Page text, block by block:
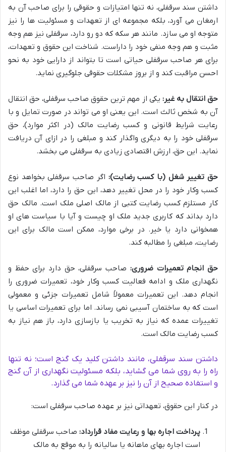
داشتن سند سرقفلی، نه تنها امتیازات و حقوقی را برای صاحب آن به
ارمغان می آورد، بلکه مجموعه ای از تعهدات و مسئولیت ها را نیز
متوجه او می سازد. مانند هر سکه که دو رو دارد، سرقفلی نیز هم وجه
مثبت و هم وجه منفی خود را داراست. شناخت این حقوق و تعهدات،
برای هر صاحب سرقفلی حیاتی است تا بتواند از دارایی خود به نحو
احسن مراقبت کند و از بروز مشکلات حقوقی جلوگیری نماید.
حق انتقال به غیر: یکی از مهم ترین حقوق صاحب سرقفلی، حق انتقال
آن به شخص ثالث است. این یعنی او می تواند در صورت تمایل و با
رعایت شرایط قانونی و کسب رضایت مالک (در اکثر موارد)، حق
سرقفلی خود را به دیگری واگذار کند و مبلغی را در ازای آن دریافت
نماید. این حق، ارزش اقتصادی زیادی به سرقفلی می بخشد.
حق تغییر شغل (با کسب رضایت): اگر صاحب سرقفلی بخواهد نوع
کسب وکار خود را در محل تغییر دهد، این حق را دارد، اما اغلب این
کار مستلزم کسب رضایت کتبی از مالک اصلی ملک است. مالک حق
دارد بداند که کاربری جدید ملک او چیست و آیا با سیاست های او
همخوانی دارد یا خیر. در برخی موارد، ممکن است مالک برای این
رضایت، مبلغی را مطالبه کند.
حق انجام تعمیرات ضروری: صاحب سرقفلی، حق دارد برای حفظ و
نگهداری ملک و ادامه فعالیت کسب وکار خود، تعمیرات ضروری را
انجام دهد. این تعمیرات معمولاً شامل تعمیرات جزئی و معمولی
است که به ساختمان آسیبی نمی رساند. اما برای تعمیرات اساسی یا
تغییرات عمده که نیاز به تخریب یا بازسازی دارد، باز هم نیاز به
کسب رضایت مالک است.
داشتن سند سرقفلی، مانند داشتن کلید یک گنج است؛ نه تنها
راه را به روی شما می گشاید، بلکه مسئولیت نگهداری از آن گنج
و استفاده صحیح از آن را نیز بر عهده شما می گذارد.
در کنار این حقوق، تعهداتی نیز بر عهده صاحب سرقفلی است:
پرداخت اجاره بها و رعایت مفاد قرارداد: صاحب سرقفلی موظف
است اجاره بهای ماهانه یا سالیانه را به موقع به مالک